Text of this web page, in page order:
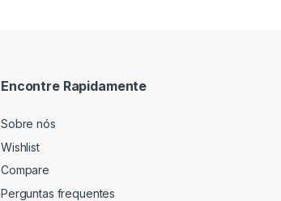
Encontre Rapidamente
Sobre nós
Wishlist
Compare
Perguntas frequentes